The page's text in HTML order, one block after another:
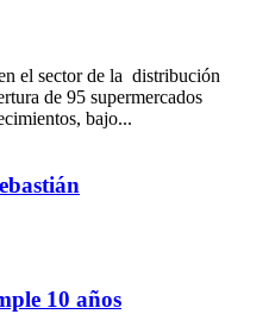
el sector de la distribución
de 95 supermercados
bajo...
10 años